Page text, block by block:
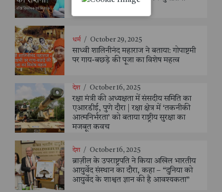
धर्म / October 29, 2025
साध्वी शालिनीनंद महाराज ने बताया: गोपाष्टमी
पर गाय-बछड़े की पूजा का विशेष महत्व
देश / October 16, 2025
रक्षा मंत्री की अध्यक्षता में संसदीय समिति का
एआरडीई, पुणे दौरा | रक्षा क्षेत्र में ‘तकनीकी
आत्मनिर्भरता’ को बताया राष्ट्रीय सुरक्षा का
मजबूत कवच
देश / October 16, 2025
ब्राज़ील के उपराष्ट्रपति ने किया अखिल भारतीय
आयुर्वेद संस्थान का दौरा, कहा – “दुनिया को
आयुर्वेद के शाश्वत ज्ञान की है आवश्यकता”